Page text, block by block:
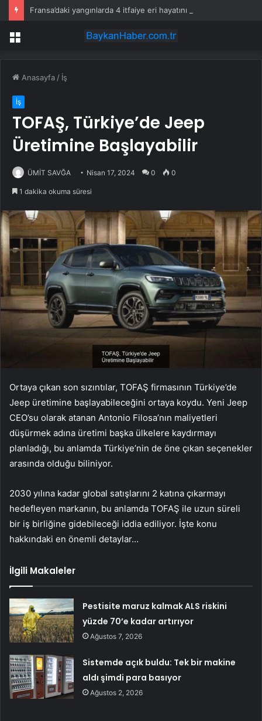
Fransa’daki yangınlarda 4 itfaiye eri hayatını kaybetti
Menü
Anasayfa / İş
İş
TOFAŞ, Türkiye’de Jeep
Üretimine Başlayabilir
ÜMİT SAVĞA Nisan 17, 2024 0 0
1 dakika okuma süresi
Ortaya çıkan son sızıntılar, TOFAŞ firmasının Türkiye’de
Jeep üretimine başlayabileceğini ortaya koydu. Yeni Jeep
CEO’su olarak atanan Antonio Filosa’nın maliyetleri
düşürmek adına üretimi başka ülkelere kaydırmayı
planladığı, bu anlamda Türkiye’nin de öne çıkan seçenekler
arasında olduğu biliniyor.
2030 yılına kadar global satışlarını 2 katına çıkarmayı
hedefleyen markanın, bu anlamda TOFAŞ ile uzun süreli
bir iş birliğine gidebileceği iddia ediliyor. İşte konu
hakkındaki en önemli detaylar…
İlgili Makaleler
Pestisite maruz kalmak ALS riskini
yüzde 70’e kadar artırıyor
Ağustos 7, 2026
Sistemde açık buldu: Tek bir makine
aldı şimdi para basıyor
Ağustos 2, 2026